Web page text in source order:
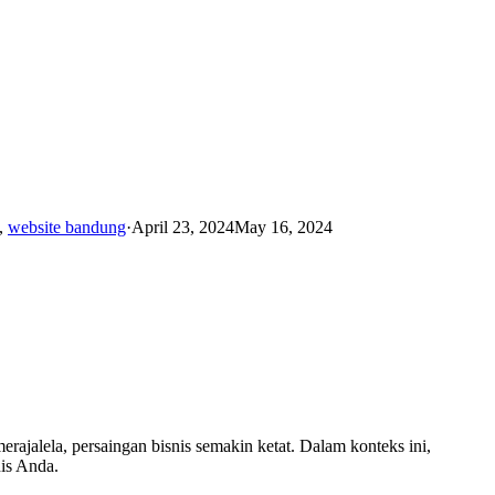
, website bandung·April 23, 2024May 16, 2024
persaingan bisnis semakin ketat. Dalam konteks ini,
Anda.